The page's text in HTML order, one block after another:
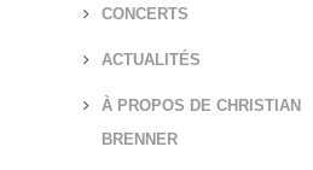
CONCERTS
ACTUALITÉS
À PROPOS DE CHRISTIAN
BRENNER